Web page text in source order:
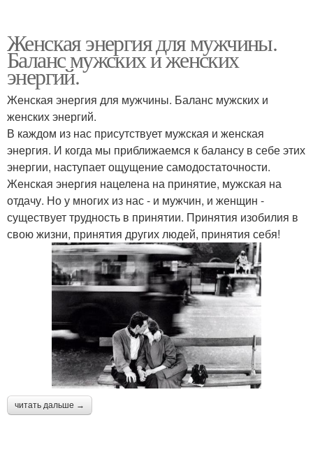
Женская энергия для мужчины.
Баланс мужских и женских
энергий.
Женская энергия для мужчины. Баланс мужских и
женских энергий.
В каждом из нас присутствует мужская и женская
энергия. И когда мы приближаемся к балансу в себе этих
энергии, наступает ощущение самодостаточности.
Женская энергия нацелена на принятие, мужская на
отдачу. Но у многих из нас - и мужчин, и женщин -
существует трудность в принятии. Принятия изобилия в
свою жизни, принятия других людей, принятия себя!
читать дальше →